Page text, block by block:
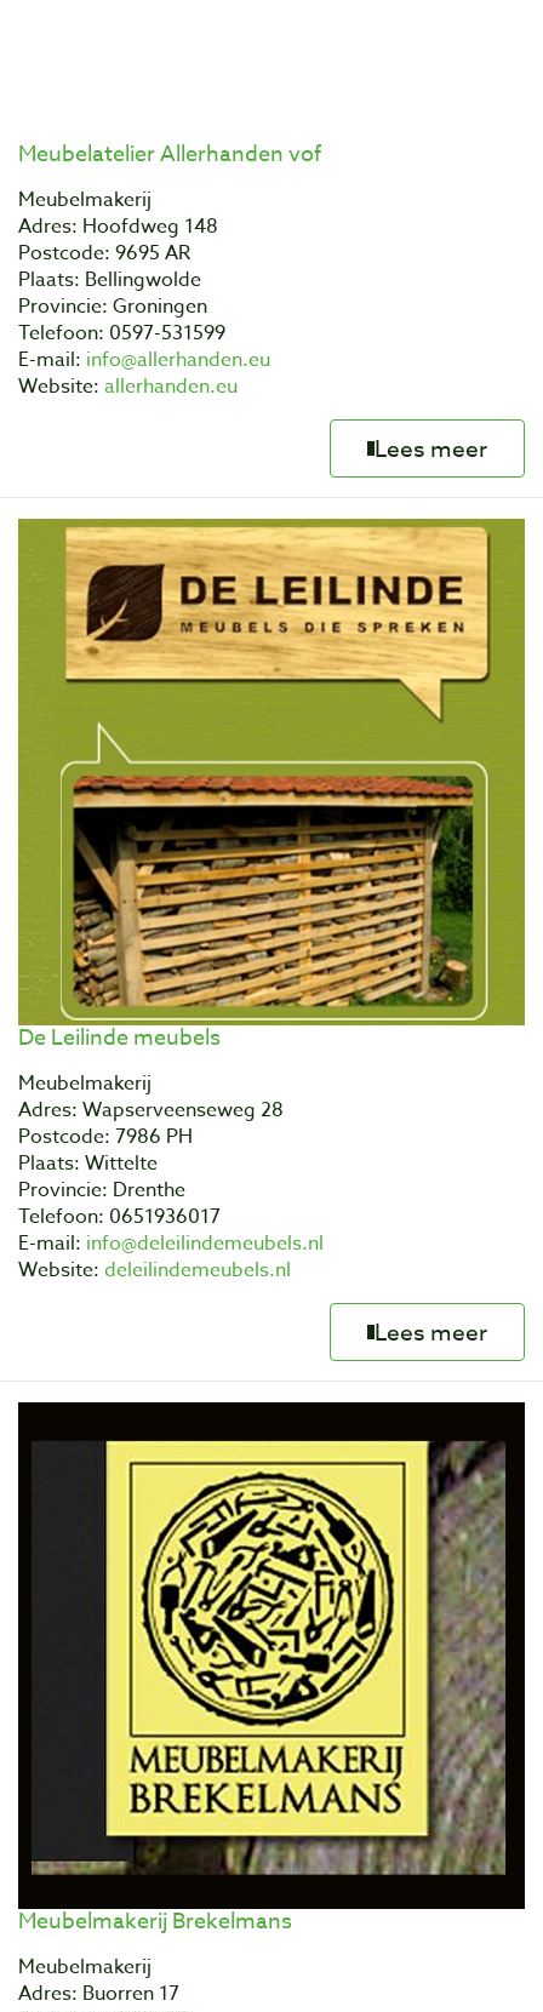
Meubelatelier Allerhanden vof
Meubelmakerij
Adres: Hoofdweg 148
Postcode: 9695 AR
Plaats: Bellingwolde
Provincie: Groningen
Telefoon: 0597-531599
E-mail: info@allerhanden.eu
Website: allerhanden.eu
Lees meer
De Leilinde meubels
Meubelmakerij
Adres: Wapserveenseweg 28
Postcode: 7986 PH
Plaats: Wittelte
Provincie: Drenthe
Telefoon: 0651936017
E-mail: info@deleilindemeubels.nl
Website: deleilindemeubels.nl
Lees meer
Meubelmakerij Brekelmans
Meubelmakerij
Adres: Buorren 17